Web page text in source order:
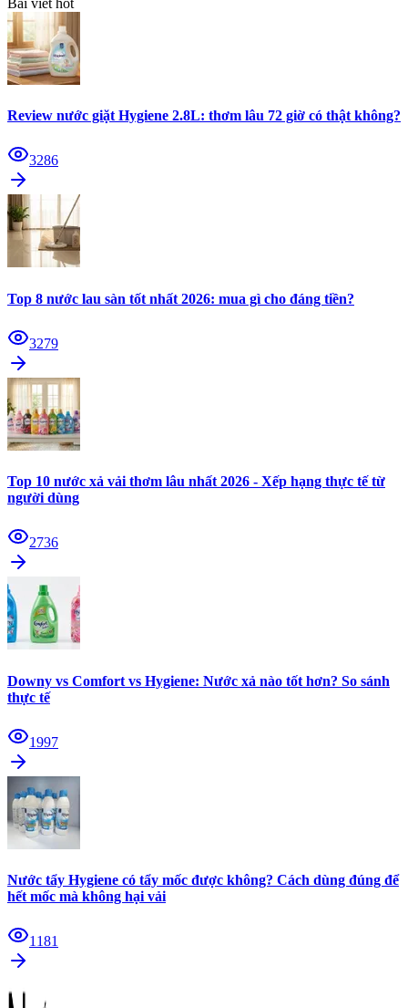
Review nước giặt Hygiene 2.8L: thơm lâu 72 giờ có thật không?
3286
Top 8 nước lau sàn tốt nhất 2026: mua gì cho đáng tiền?
3279
Top 10 nước xả vải thơm lâu nhất 2026 - Xếp hạng thực tế từ
người dùng
2736
Downy vs Comfort vs Hygiene: Nước xả nào tốt hơn? So sánh
thực tế
1997
Nước tẩy Hygiene có tẩy mốc được không? Cách dùng đúng để
hết mốc mà không hại vải
1181